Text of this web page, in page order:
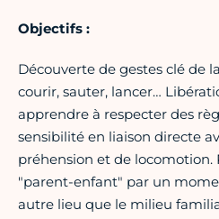
Objectifs :
Découverte de gestes clé de
courir, sauter, lancer…
apprendre à respecter des
sensibilité en liaison directe
préhension et de locomotion.
"parent-enfant" par un
autre lieu que le milieu